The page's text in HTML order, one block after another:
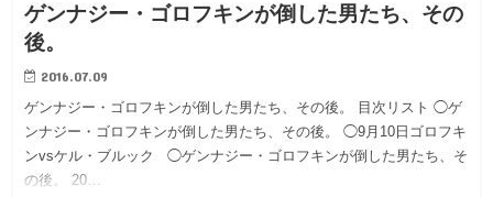
ゲンナジー・ゴロフキンが倒した男たち、その
後。
2016.07.09
ゲンナジー・ゴロフキンが倒した男たち、その後。 目次リスト ◯ゲ
ンナジー・ゴロフキンが倒した男たち、その後。 ◯9月10日ゴロフキ
ンvsケル・ブルック ◯ゲンナジー・ゴロフキンが倒した男たち、そ
の後。 20…